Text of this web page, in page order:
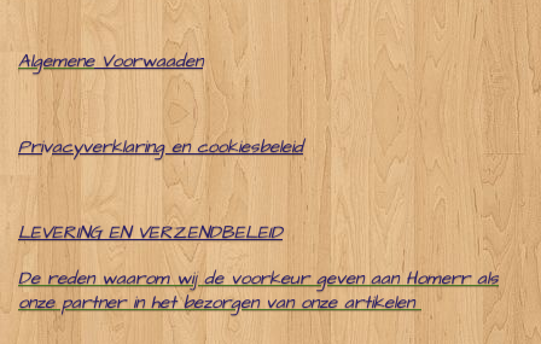
Algemene Voorwaaden
Privacyverklaring en cookiesbeleid
LEVERING EN VERZENDBELEID
De reden waarom wij de voorkeur geven aan Homerr als
onze partner in het bezorgen van onze artikelen